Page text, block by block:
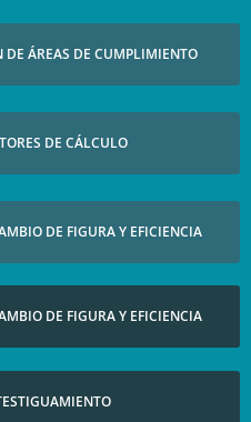
DE ÁREAS DE CUMPLIMIENTO​
DE CÁLCULO​
DE FIGURA Y EFICIENCIA​
DE FIGURA Y EFICIENCIA​